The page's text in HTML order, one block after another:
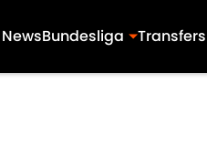
NewsBundesliga Transfers